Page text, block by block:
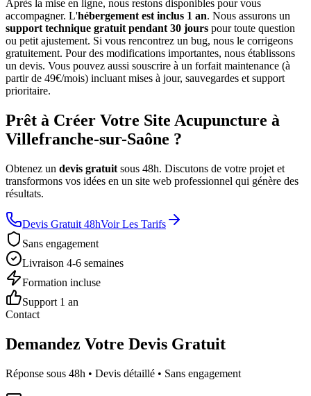
Après la mise en ligne, nous restons disponibles pour vous
accompagner. L'hébergement est inclus 1 an. Nous assurons un
support technique gratuit pendant 30 jours pour toute question
ou petit ajustement. Si vous rencontrez un bug, nous le corrigeons
gratuitement. Pour des modifications importantes, nous établissons
un devis. Vous pouvez aussi souscrire à un forfait maintenance (à
partir de 49€/mois) incluant mises à jour, sauvegardes et support
prioritaire.
Prêt à Créer Votre Site Acupuncture à
Villefranche-sur-Saône ?
Obtenez un devis gratuit sous 48h. Discutons de votre projet et
transformons vos idées en un site web professionnel qui génère des
résultats.
Devis Gratuit 48hVoir Les Tarifs
Sans engagement
Livraison 4-6 semaines
Formation incluse
Support 1 an
Contact
Demandez Votre Devis Gratuit
Réponse sous 48h • Devis détaillé • Sans engagement